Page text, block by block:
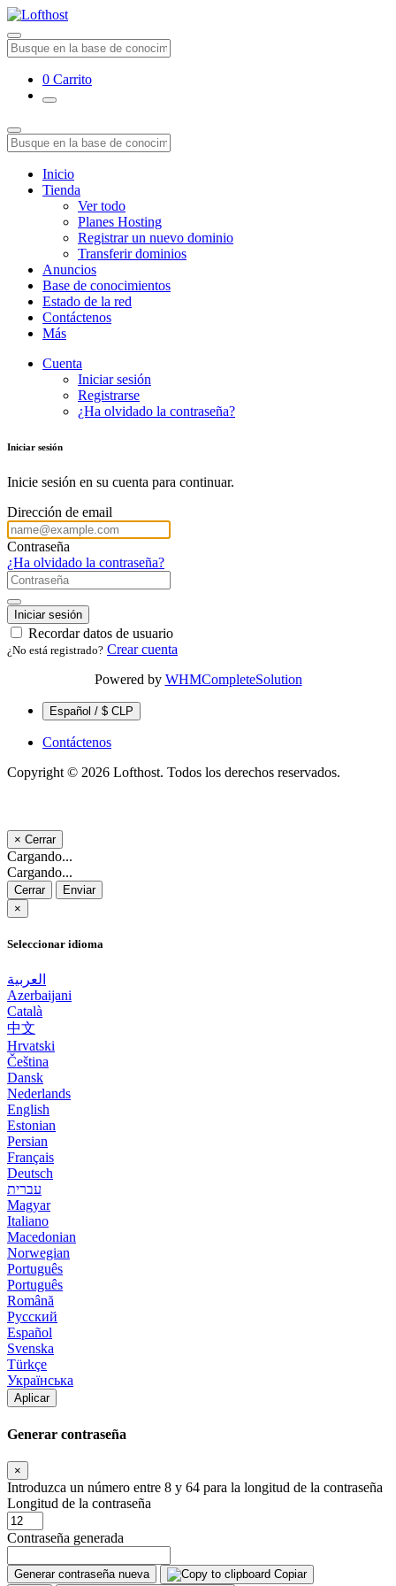
0 Carrito
Inicio
Tienda
Ver todo
Planes Hosting
Registrar un nuevo dominio
Transferir dominios
Anuncios
Base de conocimientos
Estado de la red
Contáctenos
Más
Cuenta
Iniciar sesión
Registrarse
¿Ha olvidado la contraseña?
Iniciar sesión
Inicie sesión en su cuenta para continuar.
Dirección de email
Contraseña
¿Ha olvidado la contraseña?
Iniciar sesión
Recordar datos de usuario
¿No está registrado? Crear cuenta
Powered by WHMCompleteSolution
Español / $ CLP
Contáctenos
Copyright © 2026 Lofthost. Todos los derechos reservados.
× Cerrar
Cargando...
Cargando...
Cerrar
Enviar
×
Seleccionar idioma
العربية
Azerbaijani
Català
中文
Hrvatski
Čeština
Dansk
Nederlands
English
Estonian
Persian
Français
Deutsch
עברית
Magyar
Italiano
Macedonian
Norwegian
Português
Português
Română
Русский
Español
Svenska
Türkçe
Українська
Aplicar
Generar contraseña
×
Introduzca un número entre 8 y 64 para la longitud de la contraseña
Longitud de la contraseña
Contraseña generada
Generar contraseña nueva Copiar